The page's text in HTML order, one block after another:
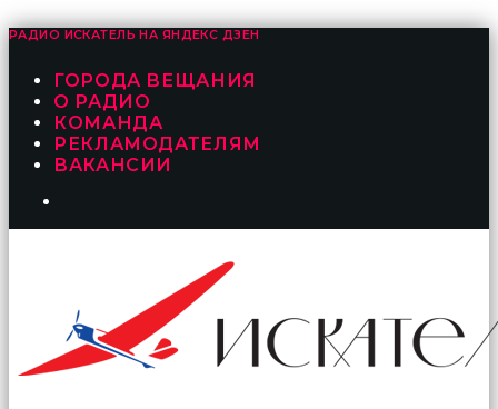
РАДИО ИСКАТЕЛЬ НА ЯНДЕКС ДЗЕН
ГОРОДА ВЕЩАНИЯ
О РАДИО
КОМАНДА
РЕКЛАМОДАТЕЛЯМ
ВАКАНСИИ